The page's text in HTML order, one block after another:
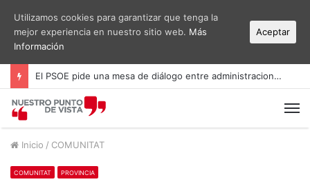
El PSOE denuncia la gestión de las cuentas públicas en Elche y acusa al Gobierno local de recortar en gasto social
Inicio / COMUNITAT
COMUNITAT PROVINCIA
Utilizamos cookies para garantizar que tenga la
mejor experiencia en nuestro sitio web. Más
Información
Aceptar